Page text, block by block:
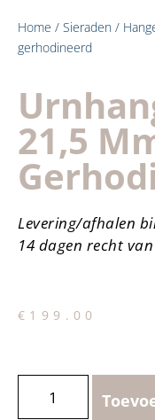
Home / Sieraden /
gerhodineerd
21,5
Levering/afhalen
14 dagen recht
€ 199.00